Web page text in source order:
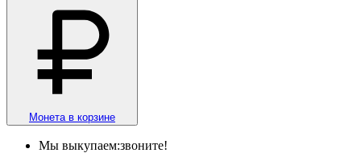
Монета в корзине
Мы выкупаем:звоните!